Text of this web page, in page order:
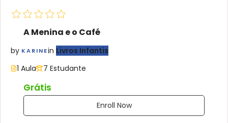
A Menina e o Café
by KARINEin Livros Infantis
1 Aula
7 Estudante
Grátis
Enroll Now